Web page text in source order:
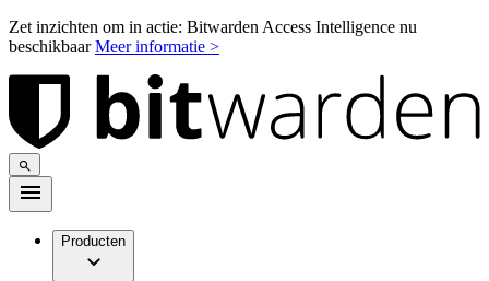
Zet inzichten om in actie: Bitwarden Access Intelligence nu
beschikbaarMeer informatie >
Producten